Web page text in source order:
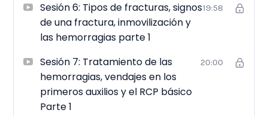
Sesión 6: Tipos de fracturas, signos
de una fractura, inmovilización y
las hemorragias parte 1
19:58
Sesión 7: Tratamiento de las
hemorragias, vendajes en los
primeros auxilios y el RCP básico
Parte 1
20:00